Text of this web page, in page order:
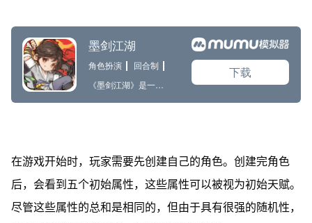
在游戏开始时，玩家需要先创建自己的角色。创建完角色
后，会看到五个初始属性，这些属性可以被视为初始天赋。
尽管这些属性的总和是相同的，但由于具有很强的随机性，